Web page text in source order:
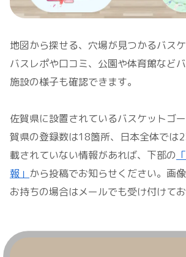
地図から探せる、穴場が見つかるバスケ
バスレポや口コミ、公園や体育館など
施設の様子も確認できます。
佐賀県に設置されているバスケットゴ
賀県の登録数は18箇所、日本全体では
載されていない情報があれば、下部の
報」 から投稿でお知らせください。画
お持ちの場合はメールでも受け付けてお